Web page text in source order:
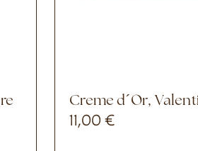
Creme d´Or,
11,00€